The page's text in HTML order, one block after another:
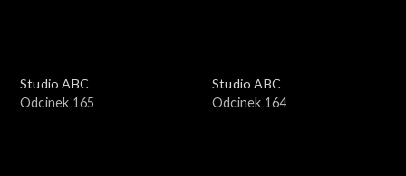
Studio ABC
Odcinek 165
Studio ABC
Odcinek 164